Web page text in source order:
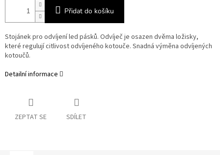
Přidat do košíku
Stojánek pro odvíjení led pásků. Odvíječ je osazen dvěma ložisky,
které regulují citlivost odvíjeného kotouče. Snadná výměna odvíjených
kotoučů.
Detailní informace
ZEPTAT SE SDÍLET